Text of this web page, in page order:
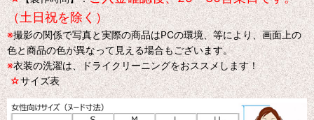
（土日祝を除く）
※撮影の関係で写真と実際の商品はPCの環境、等により、画面上の
色と商品の色が異なって見える場合もございます。
※衣装の洗濯は、ドライクリーニングをおススメします！
☆サイズ表